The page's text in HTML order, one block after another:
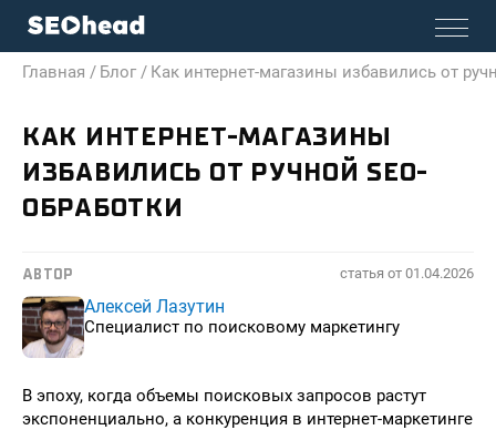
Главная / Блог / Как интернет-магазины избавились от
КАК ИНТЕРНЕТ-МАГАЗИНЫ
ИЗБАВИЛИСЬ ОТ РУЧНОЙ SEO-
ОБРАБОТКИ
АВТОР статья от 01.04.2026
Алексей Лазутин
Специалист по поисковому маркетингу
В эпоху, когда объемы поисковых запросов растут
экспоненциально, а конкуренция в интернет-маркетинге